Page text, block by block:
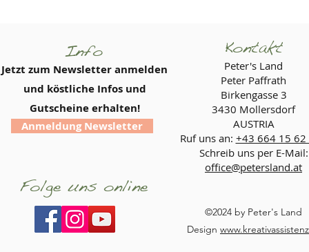
Info
Jetzt zum Newsletter anmelden
und köstliche Infos und
Gutscheine erhalten!
Anmeldung Newsletter
Folge uns online
Kontakt
Peter's Land
Peter Paffrath
Birkengasse 3
3430 Mollersdorf
AUSTRIA
Ruf uns an: +43 664 15 62
Schreib uns per E-Mail:
office@petersland.at
©2024 by Peter's Land
Design